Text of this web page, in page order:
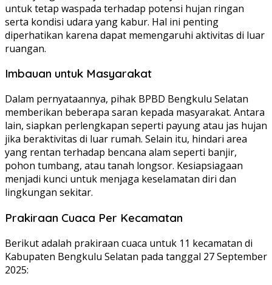
untuk tetap waspada terhadap potensi hujan ringan
serta kondisi udara yang kabur. Hal ini penting
diperhatikan karena dapat memengaruhi aktivitas di luar
ruangan.
Imbauan untuk Masyarakat
Dalam pernyataannya, pihak BPBD Bengkulu Selatan
memberikan beberapa saran kepada masyarakat. Antara
lain, siapkan perlengkapan seperti payung atau jas hujan
jika beraktivitas di luar rumah. Selain itu, hindari area
yang rentan terhadap bencana alam seperti banjir,
pohon tumbang, atau tanah longsor. Kesiapsiagaan
menjadi kunci untuk menjaga keselamatan diri dan
lingkungan sekitar.
Prakiraan Cuaca Per Kecamatan
Berikut adalah prakiraan cuaca untuk 11 kecamatan di
Kabupaten Bengkulu Selatan pada tanggal 27 September
2025: